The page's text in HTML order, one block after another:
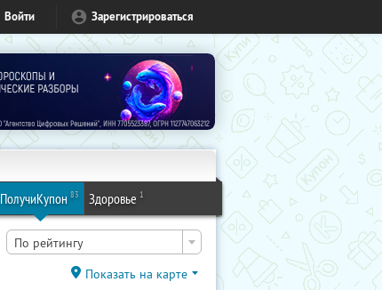
Войти Зарегистрироваться
ПолучиКупон 83 Здоровье 1
По рейтингу
Показать на карте